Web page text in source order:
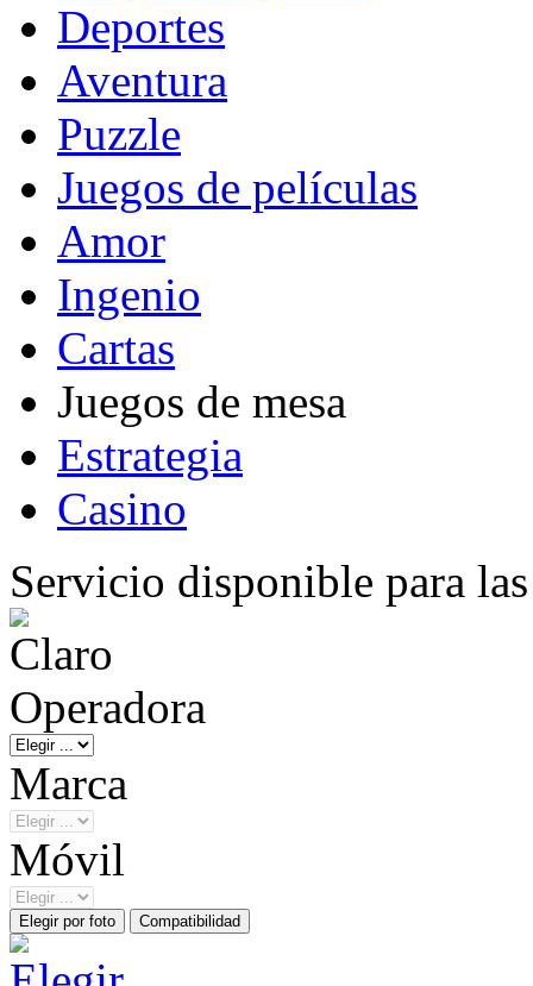
Deportes
Aventura
Puzzle
Juegos de películas
Amor
Ingenio
Cartas
Juegos de mesa
Estrategia
Casino
Servicio disponible para
Operadora
Marca
Móvil